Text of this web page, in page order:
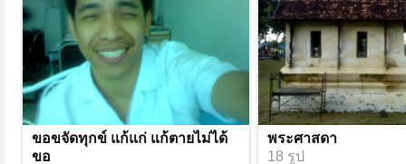
ขอขจัดทุกข์ แก้แก่ แก้ตายไม่ได้
ขอ
พระศาสดา
18 รูป